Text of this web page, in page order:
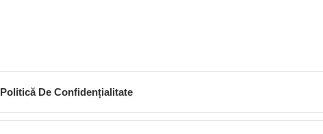
Politică De Confidențialitate